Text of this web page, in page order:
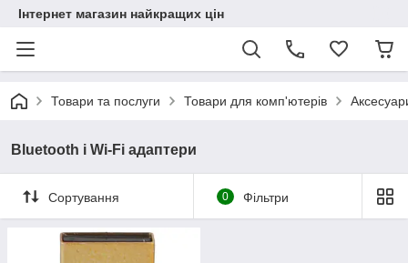
Інтернет магазин найкращих цін
Товари та послуги Товари для комп'ютерів
Bluetooth і Wi-Fi адаптери
Сортування 0 Фільтри